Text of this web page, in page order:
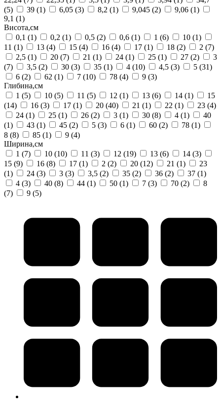
(5)
39 (1) 6,05 (3) 8,2 (1) 9,045 (2) 9,06 (1)
9,1 (1)
Висота,см
0,1 (1) 0,2 (1) 0,5 (2) 0,6 (1) 1 (6) 10 (1)
11 (1) 13 (4) 15 (4) 16 (4) 17 (1) 18 (2) 2 (7)
2,5 (1) 20 (7) 21 (1) 24 (1) 25 (1) 27 (2)
3
(7)
3,5 (2) 30 (3) 35 (1) 4 (10) 4,5 (3) 5 (31)
6 (2) 62 (1) 7 (10) 78 (4) 9 (3)
Глибина,см
1 (5) 10 (5) 11 (5) 12 (1) 13 (6) 14 (1)
15
(14)
16 (3) 17 (1) 20 (40) 21 (1) 22 (1) 23 (4)
24 (1) 25 (1) 26 (2) 3 (1) 30 (8) 4 (1)
40
(1)
43 (1) 45 (2) 5 (3) 6 (1) 60 (2) 78 (1)
8 (8) 85 (1) 9 (4)
Ширина,см
1 (7) 10 (10) 11 (3) 12 (19) 13 (6) 14 (3)
15 (9) 16 (8) 17 (1) 2 (2) 20 (12) 21 (1)
23
(1)
24 (3) 3 (3) 3,5 (2) 35 (2) 36 (2) 37 (1)
4 (3) 40 (8) 44 (1) 50 (1) 7 (3) 70 (2)
8
(7)
9 (5)